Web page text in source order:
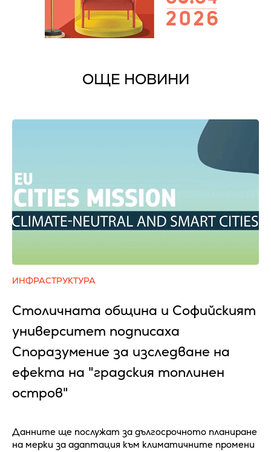
ОЩЕ НОВИНИ
ИНФРАСТРУКТУРА
Столичната община и Софийският
университет подписаха
Споразумение за изследване на
ефекта на "градския топлинен
остров"
Данните ще послужат за дългосрочното планиране
на мерки за адаптация към климатичните промени